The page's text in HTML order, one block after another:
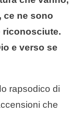
ce ne sono
riconosciute.
e verso se
rapsodico di
che